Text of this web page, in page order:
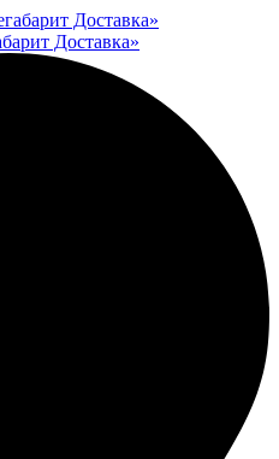
Доставка»